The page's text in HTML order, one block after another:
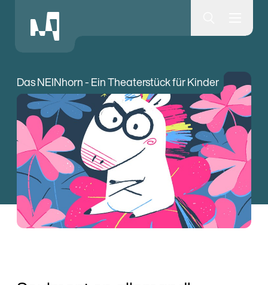
Museumsquartier Bern
Das NEINhorn - Ein Theaterstück für Kinder